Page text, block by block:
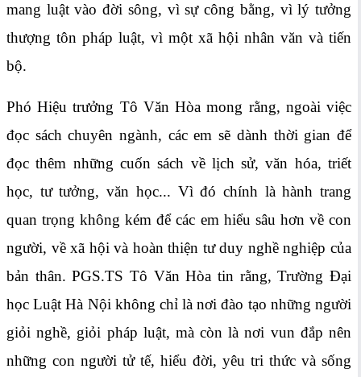
mang luật vào đời sông, vì sự công bằng, vì lý tưởng
thượng tôn pháp luật, vì một xã hội nhân văn và tiến
bộ.
Phó Hiệu trưởng Tô Văn Hòa mong rằng, ngoài việc
đọc sách chuyên ngành, các em sẽ dành thời gian để
đọc thêm những cuốn sách về lịch sử, văn hóa, triết
học, tư tưởng, văn học... Vì đó chính là hành trang
quan trọng không kém để các em hiểu sâu hơn về con
người, về xã hội và hoàn thiện tư duy nghề nghiệp của
bản thân. PGS.TS Tô Văn Hòa tin rằng, Trường Đại
học Luật Hà Nội không chỉ là nơi đào tạo những người
giỏi nghề, giỏi pháp luật, mà còn là nơi vun đắp nên
những con người tử tế, hiểu đời, yêu tri thức và sống